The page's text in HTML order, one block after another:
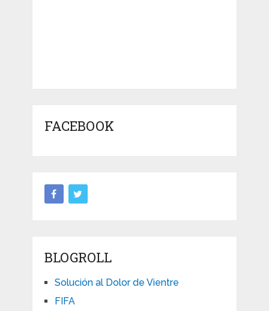
FACEBOOK
BLOGROLL
Solución al Dolor de Vientre
FIFA